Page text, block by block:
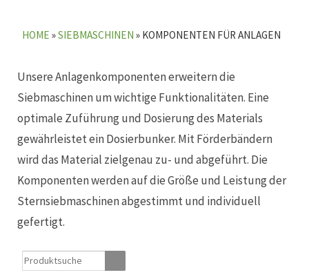
HOME »SIEBMASCHINEN » KOMPONENTEN FÜR ANLAGEN
Unsere Anlagenkomponenten erweitern die
Siebmaschinen um wichtige Funktionalitäten. Eine
optimale Zuführung und Dosierung des Materials
gewährleistet ein Dosierbunker. Mit Förderbändern
wird das Material zielgenau zu- und abgeführt. Die
Komponenten werden auf die Größe und Leistung der
Sternsiebmaschinen abgestimmt und individuell
gefertigt.